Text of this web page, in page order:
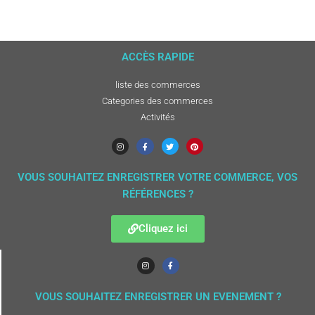
ACCÈS RAPIDE
liste des commerces
Categories des commerces
Activités
VOUS SOUHAITEZ ENREGISTRER VOTRE COMMERCE, VOS
RÉFÉRENCES ?
Cliquez ici
VOUS SOUHAITEZ ENREGISTRER UN EVENEMENT ?